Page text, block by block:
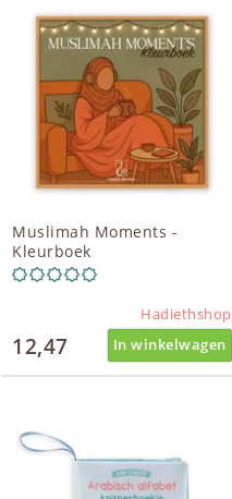
Muslimah Moments -
Kleurboek
Hadiethshop
12,47 In winkelwagen